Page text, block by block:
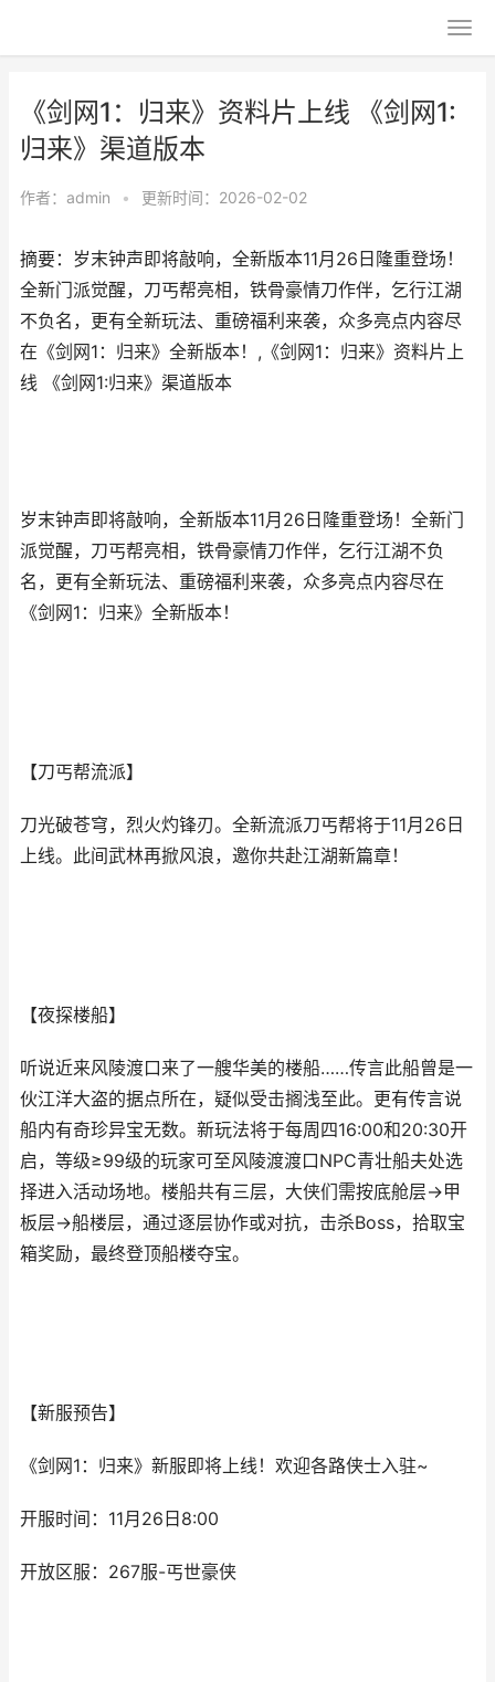
《剑网1：归来》资料片上线 《剑网1:
归来》渠道版本
作者： admin • 更新时间：2026-02-02
摘要：​岁末钟声即将敲响，全新版本11月26日隆重登场！
全新门派觉醒，刀丐帮亮相，铁骨豪情刀作伴，乞行江湖
不负名，更有全新玩法、重磅福利来袭，众多亮点内容尽
在《剑网1：归来》全新版本！,《剑网1：归来》资料片上
线 《剑网1:归来》渠道版本
岁末钟声即将敲响，全新版本11月26日隆重登场！全新门
派觉醒，刀丐帮亮相，铁骨豪情刀作伴，乞行江湖不负
名，更有全新玩法、重磅福利来袭，众多亮点内容尽在
《剑网1：归来》全新版本！
【刀丐帮流派】
刀光破苍穹，烈火灼锋刃。全新流派刀丐帮将于11月26日
上线。此间武林再掀风浪，邀你共赴江湖新篇章！
【夜探楼船】
听说近来风陵渡口来了一艘华美的楼船……传言此船曾是一
伙江洋大盗的据点所在，疑似受击搁浅至此。更有传言说
船内有奇珍异宝无数。新玩法将于每周四16:00和20:30开
启，等级≥99级的玩家可至风陵渡渡口NPC青壮船夫处选
择进入活动场地。楼船共有三层，大侠们需按底舱层→甲
板层→船楼层，通过逐层协作或对抗，击杀Boss，拾取宝
箱奖励，最终登顶船楼夺宝。
【新服预告】
《剑网1：归来》新服即将上线！欢迎各路侠士入驻~
开服时间：11月26日8:00
开放区服：267服-丐世豪侠